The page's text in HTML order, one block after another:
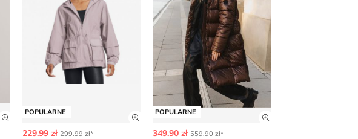
Zobacz szczegóły produktu
POPULARNE
Zobacz szczegóły produktu
229.99 zł 299.99 zł*
POPULARNE
Zobacz szczegóły
349.90 zł 559.90 zł*